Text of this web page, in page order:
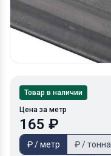
Товар в наличии
Цена за метр
165 ₽
₽ / метр ₽ / тонна